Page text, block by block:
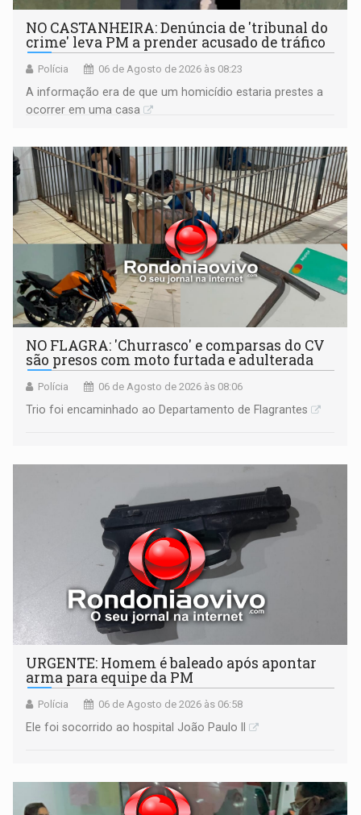
NO CASTANHEIRA: ​Denúncia de 'tribunal do
crime' leva PM a prender acusado de tráfico
Polícia 06 de Agosto de 2026 às 08:23
A informação era de que um homicídio estaria prestes a
ocorrer em uma casa
NO FLAGRA: 'Churrasco' e comparsas do CV
são presos com moto furtada e adulterada
Polícia 06 de Agosto de 2026 às 08:06
Trio foi encaminhado ao Departamento de Flagrantes
URGENTE: Homem é baleado após apontar
arma para equipe da PM
Polícia 06 de Agosto de 2026 às 06:58
Ele foi socorrido ao hospital João Paulo II